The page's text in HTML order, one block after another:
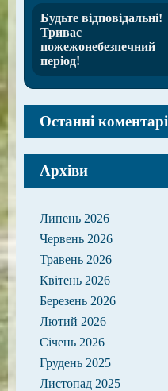
Будьте відповідальні!
Триває
пожежонебезпечний
період!
Останні коментарі
Архіви
Липень 2026
Червень 2026
Травень 2026
Квітень 2026
Березень 2026
Лютий 2026
Січень 2026
Грудень 2025
Листопад 2025